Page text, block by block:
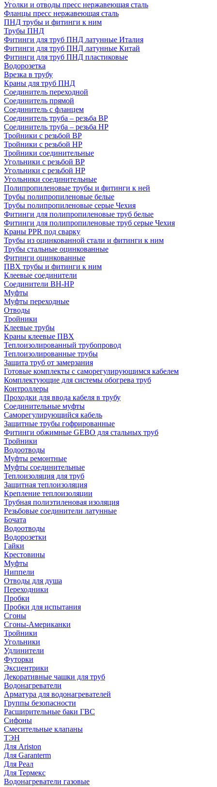
Уголки и отводы пресс нержавеющая сталь
Фланцы пресс нержавеющая сталь
ПНД трубы и фитинги к ним
Трубы ПНД
Фитинги для труб ПНД латунные Италия
Фитинги для труб ПНД латунные Китай
Фитинги для труб ПНД пластиковые
Водорозетка
Врезка в трубу
Краны для труб ПНД
Соединитель переходной
Соединитель прямой
Соединитель с фланцем
Соединитель труба – резьба ВР
Соединитель труба – резьба НР
Тройники с резьбой ВР
Тройники с резьбой НР
Тройники соединительные
Угольники с резьбой ВР
Угольники с резьбой НР
Угольники соединительные
Полипропиленовые трубы и фитинги к ней
Трубы полипропиленовые белые
Трубы полипропиленовые серые Чехия
Фитинги для полипропиленовые труб белые
Фитинги для полипропиленовые труб серые Чехия
Краны PPR под сварку
Трубы из оцинкованной стали и фитинги к ним
Трубы стальные оцинкованные
Фитинги оцинкованные
ПВХ трубы и фитинги к ним
Клеевые соединители
Соединители ВН-НР
Муфты
Муфты переходные
Отводы
Тройники
Клеевые трубы
Краны клеевые ПВХ
Теплоизолированный трубопровод
Теплоизолированные трубы
Защита труб от замерзания
Готовые комплекты с саморегулирующимся кабелем
Комплектующие для системы обогрева труб
Контроллеры
Проходки для ввода кабеля в трубу
Соединительные муфты
Саморегулирующийся кабель
Защитные трубы гофрированные
Фитинги обжимные GEBO для стальных труб
Тройники
Водоотводы
Муфты ремонтные
Муфты соединительные
Теплоизоляция для труб
Защитная теплоизоляция
Крепление теплоизоляции
Трубная полиэтиленовая изоляция
Резьбовые соединители латунные
Бочата
Водоотводы
Водорозетки
Гайки
Крестовины
Муфты
Ниппели
Отводы для душа
Переходники
Пробки
Пробки для испытания
Сгоны
Сгоны-Американки
Тройники
Угольники
Удлинители
Футорки
Эксцентрики
Декоративные чашки для труб
Водонагреватели
Арматура для водонагревателей
Группы безопасности
Расширительные баки ГВС
Сифоны
Смесительные клапаны
ТЭН
Для Ariston
Для Garanterm
Для Реал
Для Термекс
Водонагреватели газовые